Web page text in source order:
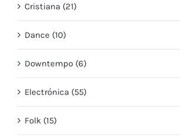
Cristiana (21)
Dance (10)
Downtempo (6)
Electrónica (55)
Folk (15)